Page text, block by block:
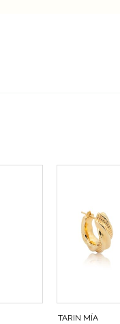
TARIN MÍA